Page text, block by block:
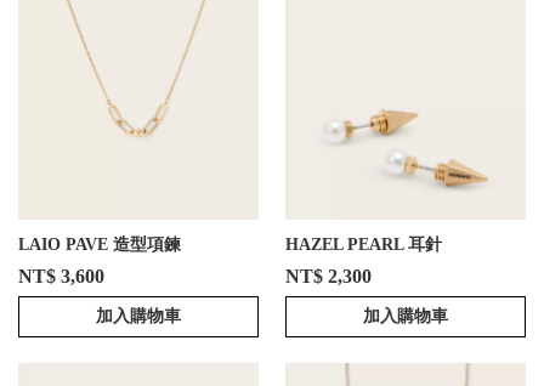
LAIO PAVE 造型項鍊
NT$ 3,600
加入購物車
HAZEL PEARL 耳針
NT$ 2,300
加入購物車